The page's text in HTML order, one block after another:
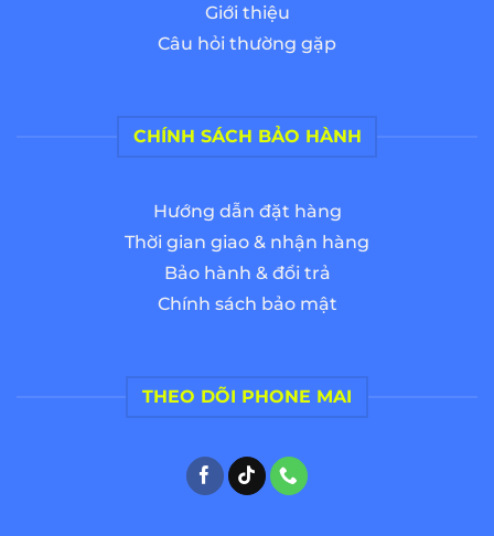
Giới thiệu
Câu hỏi thường gặp
CHÍNH SÁCH BẢO HÀNH
Hướng dẫn đặt hàng
Thời gian giao & nhận hàng
Bảo hành & đổi trả
Chính sách bảo mật
THEO DÕI PHONE MAI